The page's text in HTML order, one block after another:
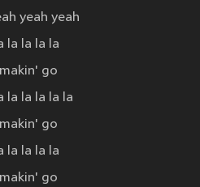
yeah yeah
la la la la
go
la la la la la
go
la la la la
go